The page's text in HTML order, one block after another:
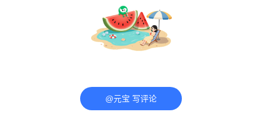
@元宝 写评论